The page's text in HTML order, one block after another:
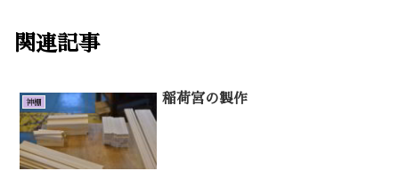
関連記事
神棚 稲荷宮の製作